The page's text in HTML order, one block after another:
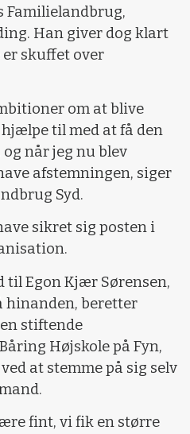
Familielandbrug,
Han giver dog klart
skuffet over
om at blive
til med at få den
når jeg nu blev
afstemningen, siger
Syd.
sikret sig posten i
til Egon Kjær Sørensen,
hinanden, beretter
stiftende
Højskole på Fyn,
at stemme på sig selv
fint, vi fik en større